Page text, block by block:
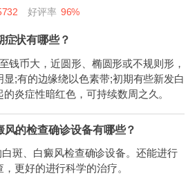
好评率 96%
症状有哪些？
钱币大，近圆形、椭圆形或不规则形，
;有的边缘绕以色素带;初期有些新发白
炎症性暗红色，可持续数周之久。
风的检查确诊设备有哪些？
斑、白癜风检查确诊设备。还能进行
更好的进行科学的治疗。